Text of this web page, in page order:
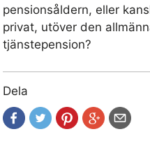
pensionsåldern, eller
privat, utöver den
tjänstepension?
Dela